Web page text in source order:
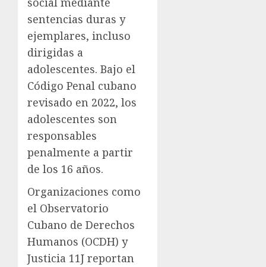
sentencias duras y
ejemplares, incluso
dirigidas a
adolescentes. Bajo el
Código Penal cubano
revisado en 2022, los
adolescentes son
responsables
penalmente a partir
de los 16 años.
Organizaciones como
el Observatorio
Cubano de Derechos
Humanos (OCDH) y
Justicia 11J reportan